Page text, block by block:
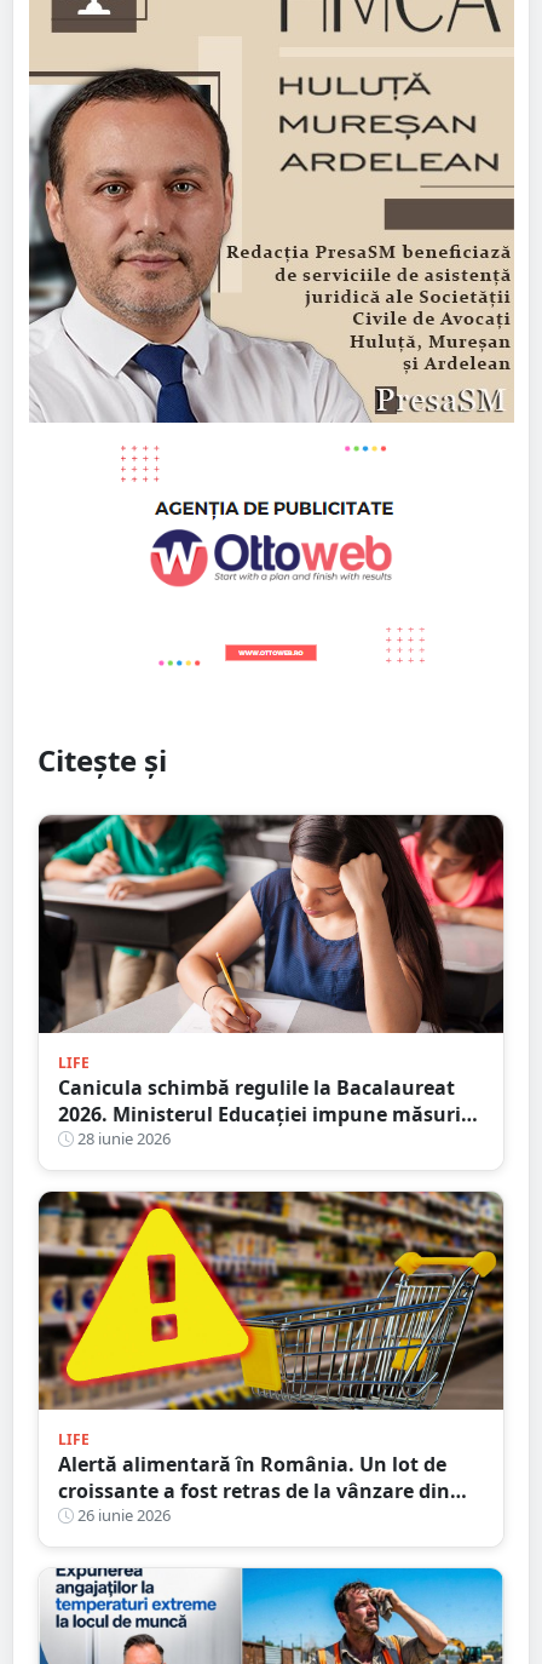
Citește și
LIFE
Canicula schimbă regulile la Bacalaureat
2026. Ministerul Educației impune măsuri
speciale
28 iunie 2026
LIFE
Alertă alimentară în România. Un lot de
croissante a fost retras de la vânzare din
Lidl și Kaufland
26 iunie 2026